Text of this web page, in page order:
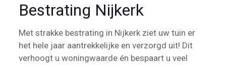
Bestrating Nijkerk
Met strakke bestrating in Nijkerk ziet uw tuin er
het hele jaar aantrekkelijke en verzorgd uit! Dit
verhoogt u woningwaarde én bespaart u veel